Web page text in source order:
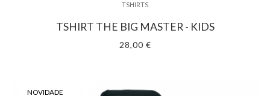
TSHIRTS
TSHIRT THE BIG MASTER - KIDS
28,00 €
NOVIDADE